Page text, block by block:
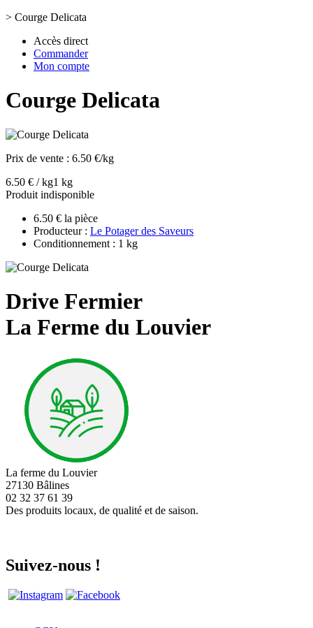
> Courge Delicata
Accès direct
Commander
Mon compte
Courge Delicata
Prix de vente : 6.50 €/kg
6.50 € / kg1 kg
Produit indisponible
6.50 € la pièce
Producteur : Le Potager des Saveurs
Conditionnement : 1 kg
Drive Fermier
La Ferme du Louvier
La ferme du Louvier
27130 Bâlines
02 32 37 61 39
Des produits locaux, de qualité et de saison.
Suivez-nous !